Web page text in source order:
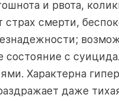
и рвота,
страх смерти,
состояние с
Характерна
даже